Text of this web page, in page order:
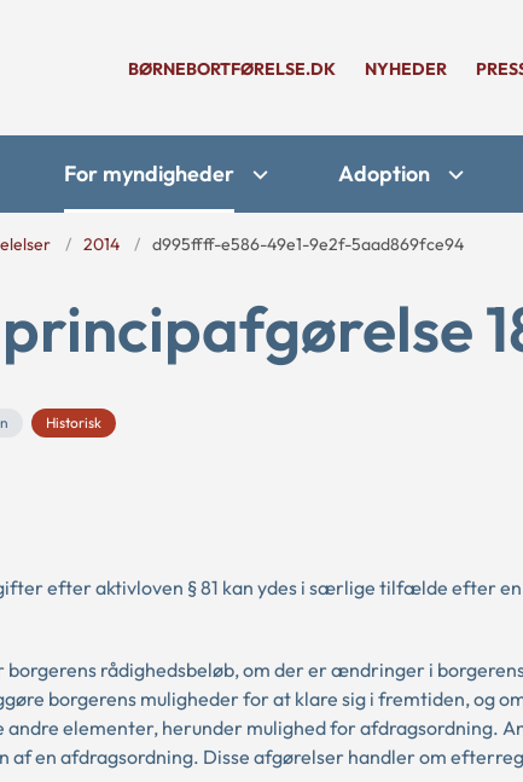
BØRNEBORTFØRELSE.DK NYHEDER
For myndigheder Adoption
2014 d995ffff-e586-49e1-9e2f-5aad869fce94
Historisk
efter aktivloven § 81 kan ydes i særlige tilfælde efter
rådighedsbeløb, om der er ændringer i
borgerens muligheder for at klare sig i fremtiden, og
elementer, herunder mulighed for afdragsordning.
en afdragsordning. Disse afgørelser handler om